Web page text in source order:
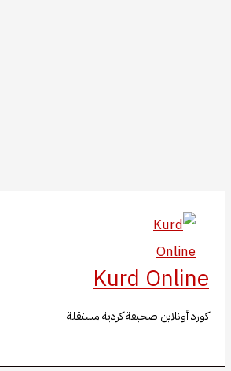
المحتوى
Kurd Online
كورد أونلاين صحيفة كردية مستقلة